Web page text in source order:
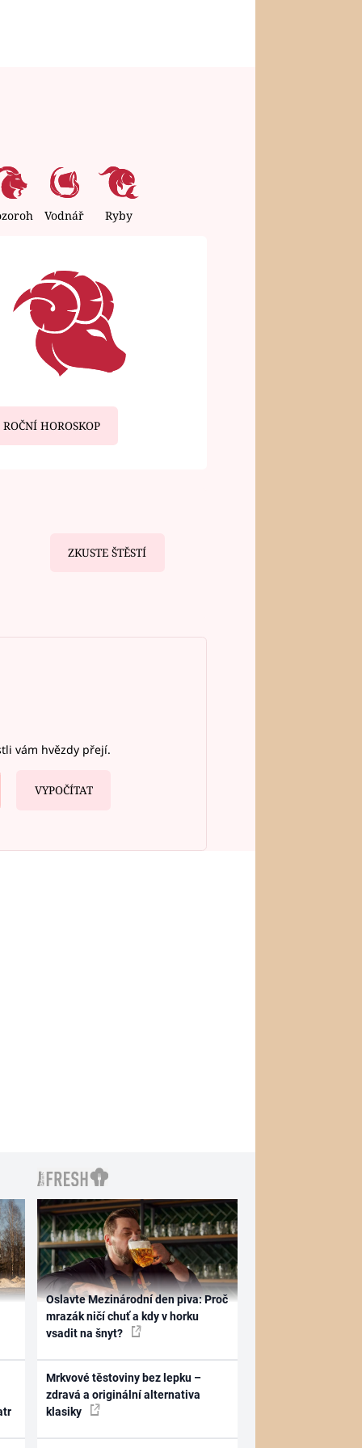
Vodnář Ryby
ROČNÍ HOROSKOP
ZKUSTE ŠTĚSTÍ
vám hvězdy přejí.
VYPOČÍTAT
Oslavte Mezinárodní den piva: Proč
mrazák ničí chuť a kdy v horku
vsadit na šnyt?
Mrkvové těstoviny bez lepku –
zdravá a originální alternativa
klasiky